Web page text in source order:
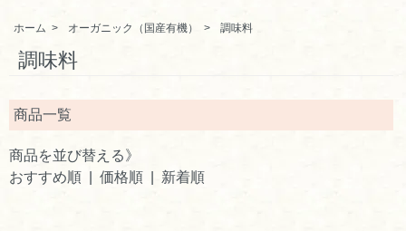
ホーム > オーガニック（国産有機） > 調味料
調味料
商品一覧
商品を並び替える》
おすすめ順 | 価格順 新着順